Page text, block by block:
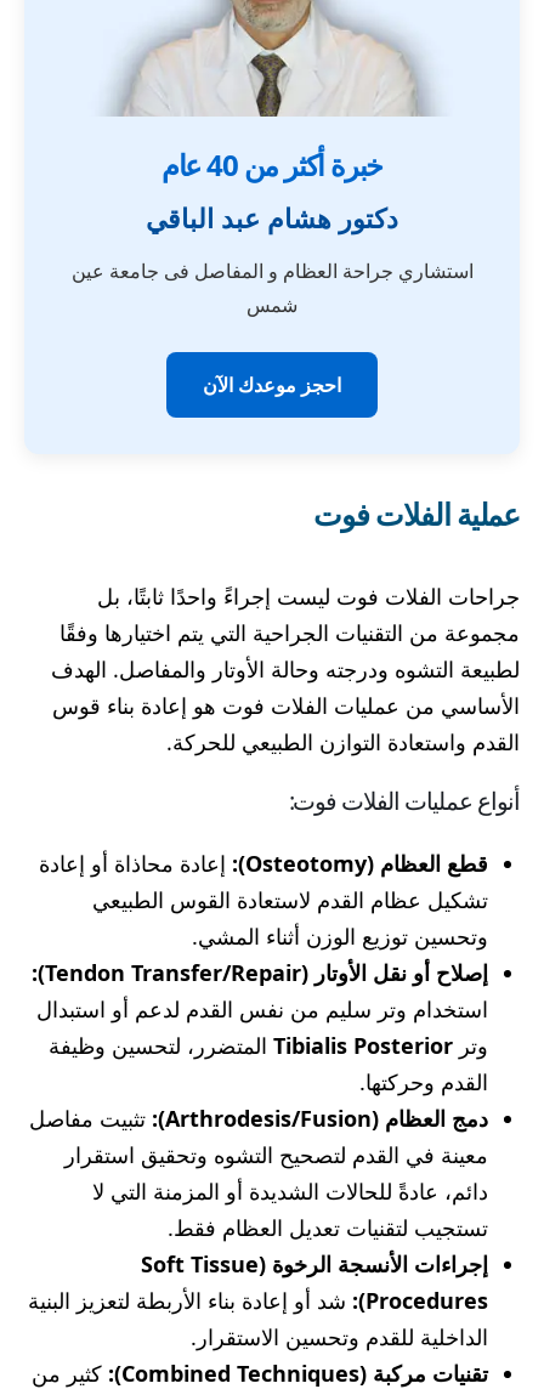
خبرة أكثر من 40 عام
دكتور هشام عبد الباقي
استشاري جراحة العظام و المفاصل فى جامعة عين
شمس
احجز موعدك الآن
عملية الفلات فوت
جراحات الفلات فوت ليست إجراءً واحدًا ثابتًا، بل
مجموعة من التقنيات الجراحية التي يتم اختيارها وفقًا
لطبيعة التشوه ودرجته وحالة الأوتار والمفاصل. الهدف
الأساسي من عمليات الفلات فوت هو إعادة بناء قوس
القدم واستعادة التوازن الطبيعي للحركة.
أنواع عمليات الفلات فوت:
قطع العظام (Osteotomy):
إعادة محاذاة أو إعادة
تشكيل عظام القدم لاستعادة القوس الطبيعي
وتحسين توزيع الوزن أثناء المشي.
إصلاح أو نقل الأوتار (Tendon Transfer/Repair):
استخدام وتر سليم من نفس القدم لدعم أو استبدال
وترTibialis Posterior المتضرر، لتحسين وظيفة
القدم وحركتها.
دمج العظام (Arthrodesis/Fusion):
تثبيت مفاصل
معينة في القدم لتصحيح التشوه وتحقيق استقرار
دائم، عادةً للحالات الشديدة أو المزمنة التي لا
تستجيب لتقنيات تعديل العظام فقط.
إجراءات الأنسجة الرخوة (Soft Tissue
Procedures):
شد أو إعادة بناء الأربطة لتعزيز البنية
الداخلية للقدم وتحسين الاستقرار.
تقنيات مركبة (Combined Techniques):
كثير من